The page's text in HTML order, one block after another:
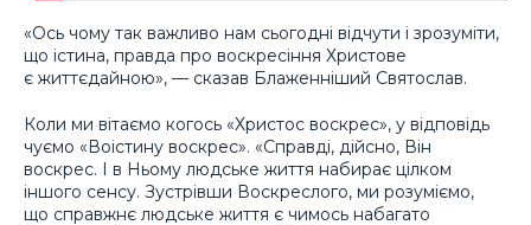
«Ось чому так важливо нам сьогодні відчути і зрозуміти,
що істина, правда про воскресіння Христове
є життєдайною», — сказав Блаженніший Святослав.
Коли ми вітаємо когось «Христос воскрес», у відповідь
чуємо «Воістину воскрес». «Справді, дійсно, Він
воскрес. І в Ньому людське життя набирає цілком
іншого сенсу. Зустрівши Воскреслого, ми розуміємо,
що справжнє людське життя є чимось набагато